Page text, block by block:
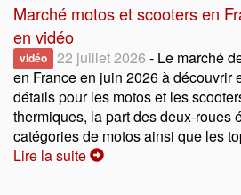
Marché motos et scooters en
en vidéo
vidéo 22 juillet 2026 - Le marché
en France en juin 2026 à découvrir
détails pour les motos et les
thermiques, la part des deux-roues
catégories de motos ainsi que les
Lire la suite